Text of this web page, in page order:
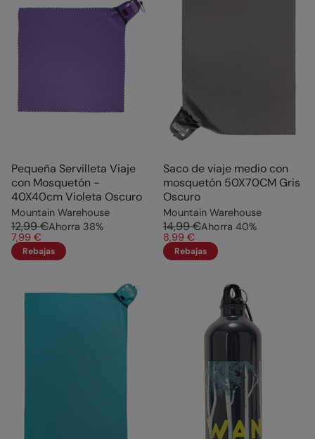
Pequeña Servilleta Viaje
con Mosquetón -
40X40cm Violeta Oscuro
Mountain Warehouse
12,99 €Ahorra 38%
7,99 €
Rebajas
Saco de viaje medio con
mosquetón 50X70CM Gris
Oscuro
Mountain Warehouse
14,99 €Ahorra 40%
8,99 €
Rebajas